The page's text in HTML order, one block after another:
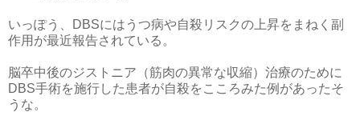
いっぽう、DBSにはうつ病や自殺リスクの上昇をまねく副
作用が最近報告されている。
脳卒中後のジストニア（筋肉の異常な収縮）治療のために
DBS手術を施行した患者が自殺をこころみた例があったそ
うな。